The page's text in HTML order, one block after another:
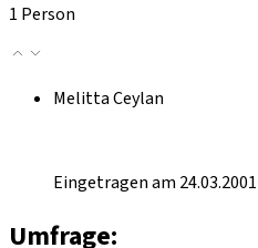
1 Person
Melitta Ceylan
Eingetragen am 24.03.2001
Umfrage: